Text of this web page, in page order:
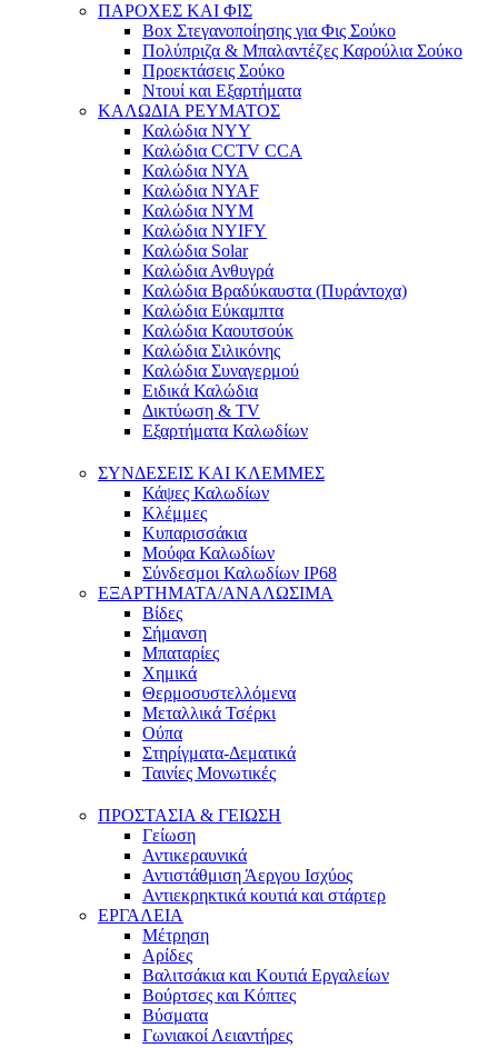
ΠΑΡΟΧΕΣ ΚΑΙ ΦΙΣ
Box Στεγανοποίησης για Φις Σούκο
Πολύπριζα & Μπαλαντέζες Καρούλια Σούκο
Προεκτάσεις Σούκο
Ντουί και Εξαρτήματα
ΚΑΛΩΔΙΑ ΡΕΥΜΑΤΟΣ
Καλώδια NYY
Καλώδια CCTV CCA
Καλώδια NYA
Καλώδια NYAF
Καλώδια NYM
Καλώδια NYIFY
Καλώδια Solar
Καλώδια Ανθυγρά
Καλώδια Βραδύκαυστα (Πυράντοχα)
Καλώδια Εύκαμπτα
Καλώδια Καουτσούκ
Καλώδια Σιλικόνης
Καλώδια Συναγερμού
Ειδικά Καλώδια
Δικτύωση & TV
Εξαρτήματα Καλωδίων
ΣΥΝΔΕΣΕΙΣ ΚΑΙ ΚΛΕΜΜΕΣ
Κάψες Καλωδίων
Κλέμμες
Κυπαρισσάκια
Μούφα Καλωδίων
Σύνδεσμοι Καλωδίων IP68
ΕΞΑΡΤΗΜΑΤΑ/ΑΝΑΛΩΣΙΜΑ
Βίδες
Σήμανση
Μπαταρίες
Χημικά
Θερμοσυστελλόμενα
Μεταλλικά Τσέρκι
Ούπα
Στηρίγματα-Δεματικά
Ταινίες Μονωτικές
ΠΡΟΣΤΑΣΙΑ & ΓΕΙΩΣΗ
Γείωση
Αντικεραυνικά
Αντιστάθμιση Άεργου Ισχύος
Αντιεκρηκτικά κουτιά και στάρτερ
ΕΡΓΑΛΕΙΑ
Μέτρηση
Αρίδες
Βαλιτσάκια και Κουτιά Εργαλείων
Βούρτσες και Κόπτες
Βύσματα
Γωνιακοί Λειαντήρες